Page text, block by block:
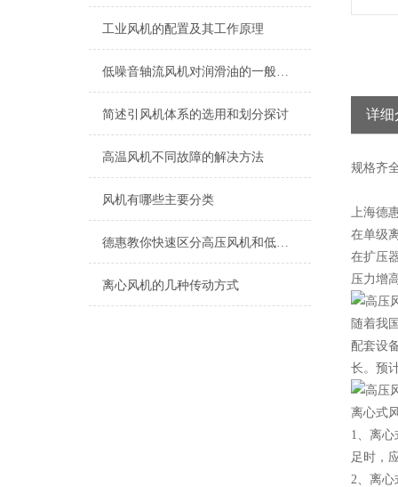
工业风机的配置及其工作原理
低噪音轴流风机对润滑油的一般要求
简述引风机体系的选用和划分探讨
高温风机不同故障的解决方法
风机有哪些主要分类
德惠教你快速区分高压风机和低压风机
离心风机的几种传动方式
详细
规格齐
上海德
在单级
在扩压
压力增
随着我
配套设
长。预
离心式
1、离
足时，
2、离心